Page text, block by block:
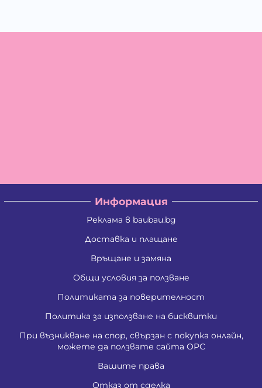
Информация
Реклама в baubau.bg
Доставка и плащане
Връщане и замяна
Общи условия за ползване
Политиката за поверителност
Политика за използване на бисквитки
При възникване на спор, свързан с покупка онлайн,
можете да ползвате сайта ОРС
Вашите права
Отказ от сделка